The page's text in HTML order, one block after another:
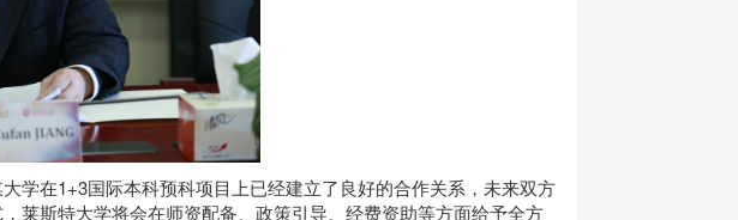
学在1+3国际本科预科项目上已经建立了良好的合作关系，未来双方
莱斯特大学将会在师资配备、政策引导、经费资助等方面给予全方